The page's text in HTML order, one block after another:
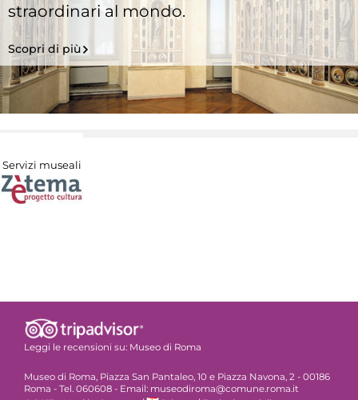
straordinari al mondo.
Scopri di più
Servizi museali
Leggi le recensioni su: Museo di Roma
Museo di Roma, Piazza San Pantaleo, 10 e Piazza Navona, 2 - 00186
Roma - Tel. 060608 - Email: museodiroma@comune.roma.it